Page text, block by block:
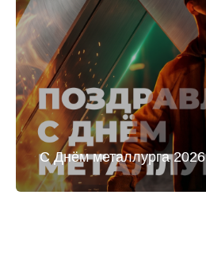
С Днём металлурга 2026